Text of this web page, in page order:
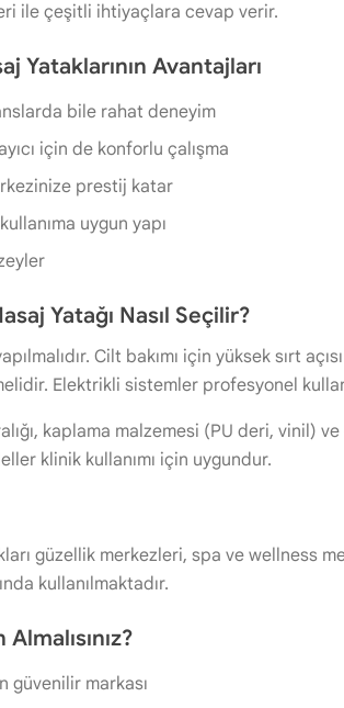
ile çeşitli ihtiyaçlara cevap verir.
Yataklarının Avantajları
bile rahat deneyim
için de konforlu çalışma
prestij katar
uygun yapı
Yatağı Nasıl Seçilir?
Cilt bakımı için yüksek sırt
Elektrikli sistemler profesyonel
kaplama malzemesi (PU deri,
klinik kullanımı için uygundur.
güzellik merkezleri, spa ve wellness
kullanılmaktadır.
güvenilir markası